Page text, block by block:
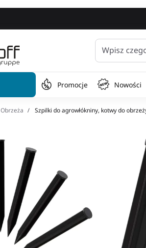
Wpisz
Promocje Nowości
Obrzeża Szpilki do agrowłókniny, kotwy do